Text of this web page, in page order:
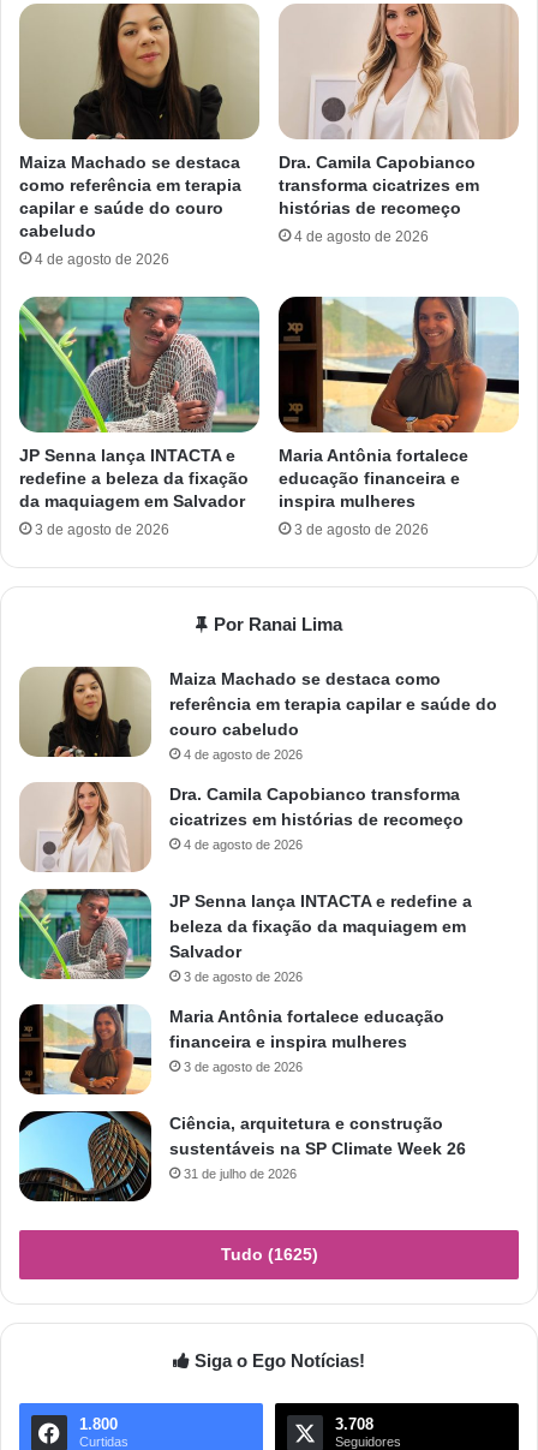
Maiza Machado se destaca
como referência em terapia
capilar e saúde do couro
cabeludo
4 de agosto de 2026
Dra. Camila Capobianco
transforma cicatrizes em
histórias de recomeço
4 de agosto de 2026
JP Senna lança INTACTA e
redefine a beleza da fixação
da maquiagem em Salvador
3 de agosto de 2026
Maria Antônia fortalece
educação financeira e
inspira mulheres
3 de agosto de 2026
Por Ranai Lima
Maiza Machado se destaca como
referência em terapia capilar e saúde do
couro cabeludo
4 de agosto de 2026
Dra. Camila Capobianco transforma
cicatrizes em histórias de recomeço
4 de agosto de 2026
JP Senna lança INTACTA e redefine a
beleza da fixação da maquiagem em
Salvador
3 de agosto de 2026
Maria Antônia fortalece educação
financeira e inspira mulheres
3 de agosto de 2026
Ciência, arquitetura e construção
sustentáveis na SP Climate Week 26
31 de julho de 2026
Tudo (1625)
Siga o Ego Notícias!
1.800
Curtidas
3.708
Seguidores